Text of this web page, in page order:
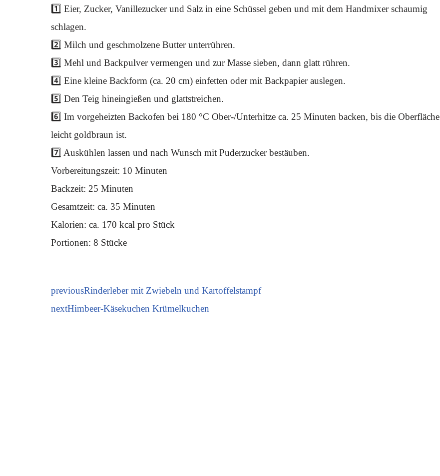
1️⃣ Eier, Zucker, Vanillezucker und Salz in eine Schüssel geben und mit dem Handmixer schaumig
schlagen.
2️⃣ Milch und geschmolzene Butter unterrühren.
3️⃣ Mehl und Backpulver vermengen und zur Masse sieben, dann glatt rühren.
4️⃣ Eine kleine Backform (ca. 20 cm) einfetten oder mit Backpapier auslegen.
5️⃣ Den Teig hineingießen und glattstreichen.
6️⃣ Im vorgeheizten Backofen bei 180 °C Ober-/Unterhitze ca. 25 Minuten backen, bis die Oberfläche
leicht goldbraun ist.
7️⃣ Auskühlen lassen und nach Wunsch mit Puderzucker bestäuben.
Vorbereitungszeit: 10 Minuten
Backzeit: 25 Minuten
Gesamtzeit: ca. 35 Minuten
Kalorien: ca. 170 kcal pro Stück
Portionen: 8 Stücke
previousRinderleber mit Zwiebeln und Kartoffelstampf
nextHimbeer-Käsekuchen Krümelkuchen